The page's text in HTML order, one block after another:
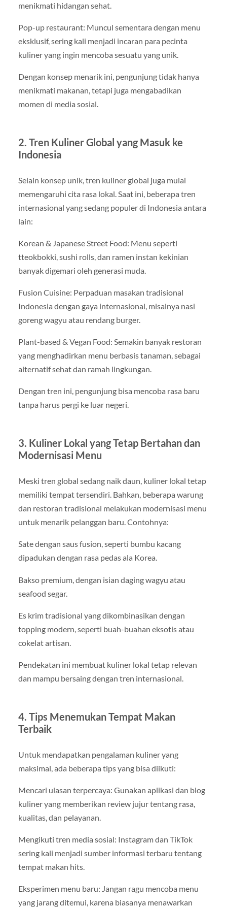
menikmati hidangan sehat.
Pop-up restaurant: Muncul sementara dengan menu
eksklusif, sering kali menjadi incaran para pecinta
kuliner yang ingin mencoba sesuatu yang unik.
Dengan konsep menarik ini, pengunjung tidak hanya
menikmati makanan, tetapi juga mengabadikan
momen di media sosial.
2. Tren Kuliner Global yang Masuk ke
Indonesia
Selain konsep unik, tren kuliner global juga mulai
memengaruhi cita rasa lokal. Saat ini, beberapa tren
internasional yang sedang populer di Indonesia antara
lain:
Korean & Japanese Street Food: Menu seperti
tteokbokki, sushi rolls, dan ramen instan kekinian
banyak digemari oleh generasi muda.
Fusion Cuisine: Perpaduan masakan tradisional
Indonesia dengan gaya internasional, misalnya nasi
goreng wagyu atau rendang burger.
Plant-based & Vegan Food: Semakin banyak restoran
yang menghadirkan menu berbasis tanaman, sebagai
alternatif sehat dan ramah lingkungan.
Dengan tren ini, pengunjung bisa mencoba rasa baru
tanpa harus pergi ke luar negeri.
3. Kuliner Lokal yang Tetap Bertahan dan
Modernisasi Menu
Meski tren global sedang naik daun, kuliner lokal tetap
memiliki tempat tersendiri. Bahkan, beberapa warung
dan restoran tradisional melakukan modernisasi menu
untuk menarik pelanggan baru. Contohnya:
Sate dengan saus fusion, seperti bumbu kacang
dipadukan dengan rasa pedas ala Korea.
Bakso premium, dengan isian daging wagyu atau
seafood segar.
Es krim tradisional yang dikombinasikan dengan
topping modern, seperti buah-buahan eksotis atau
cokelat artisan.
Pendekatan ini membuat kuliner lokal tetap relevan
dan mampu bersaing dengan tren internasional.
4. Tips Menemukan Tempat Makan
Terbaik
Untuk mendapatkan pengalaman kuliner yang
maksimal, ada beberapa tips yang bisa diikuti:
Mencari ulasan terpercaya: Gunakan aplikasi dan blog
kuliner yang memberikan review jujur tentang rasa,
kualitas, dan pelayanan.
Mengikuti tren media sosial: Instagram dan TikTok
sering kali menjadi sumber informasi terbaru tentang
tempat makan hits.
Eksperimen menu baru: Jangan ragu mencoba menu
yang jarang ditemui, karena biasanya menawarkan